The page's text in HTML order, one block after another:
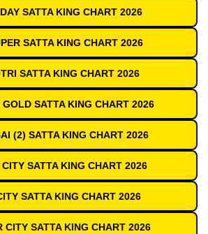
SATTA KING CHART 2026
SATTA KING CHART 2026
SATTA KING CHART 2026
GOLD SATTA KING CHART 2026
(2) SATTA KING CHART 2026
SATTA KING CHART 2026
SATTA KING CHART 2026
CITY SATTA KING CHART 2026